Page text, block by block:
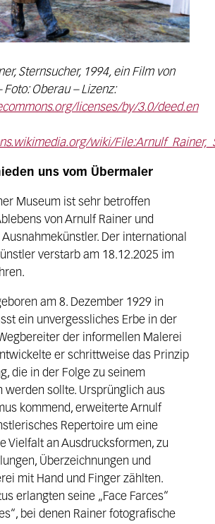
Sternsucher, 1994, ein Film von
Oberau – Lizenz:
licenses/by/3.0/deed.en
wiki/
uns vom Übermaler
Museum ist sehr betroffen
von Arnulf Rainer und
Der international
verstarb am 18.12.2025 im
am 8. Dezember 1929 in
ein unvergessliches Erbe in der
der informellen Malerei
er schrittweise das Prinzip
die in der Folge zu seinem
werden sollte. Ursprünglich aus
kommend, erweiterte Arnulf
Repertoire um eine
Vielfalt an Ausdrucksformen, zu
Überzeichnungen und
mit Hand und Finger zählten.
erlangten seine „Face Farces“
bei denen Rainer fotografische